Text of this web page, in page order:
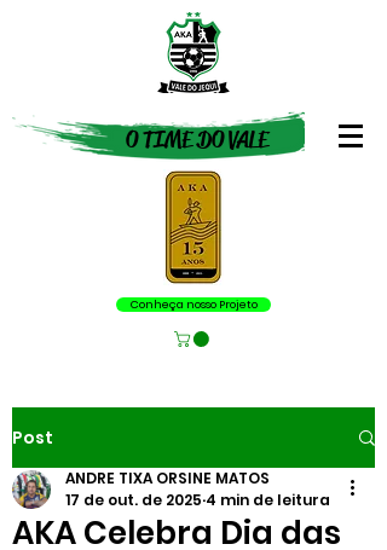
O TIME DO VALE
Conheça nosso Projeto
Post
AKA Celebra Dia das
ANDRE TIXA ORSINE MATOS
17 de out. de 2025 4 min de leitura